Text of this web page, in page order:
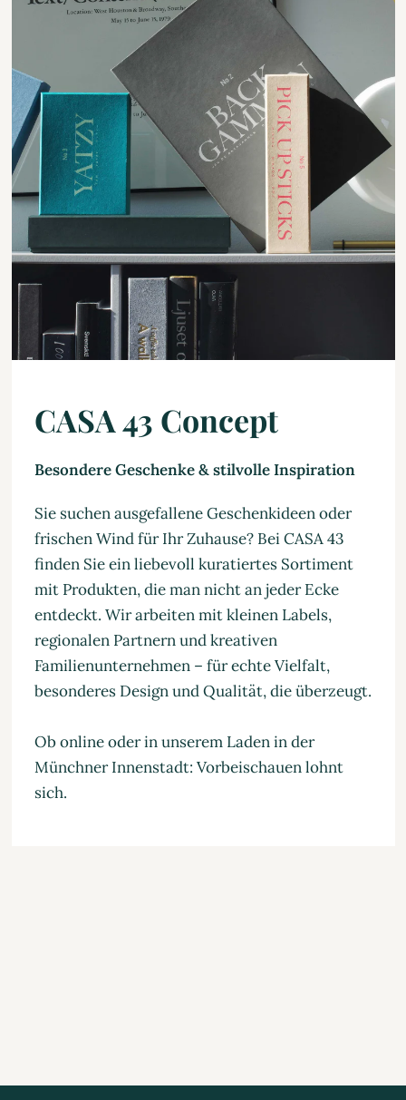
CASA 43 Concept
Besondere Geschenke & stilvolle Inspiration
Sie suchen ausgefallene Geschenkideen oder
frischen Wind für Ihr Zuhause? Bei CASA 43
finden Sie ein liebevoll kuratiertes Sortiment
mit Produkten, die man nicht an jeder Ecke
entdeckt. Wir arbeiten mit kleinen Labels,
regionalen Partnern und kreativen
Familienunternehmen – für echte Vielfalt,
besonderes Design und Qualität, die überzeugt.
Ob online oder in unserem Laden in der
Münchner Innenstadt: Vorbeischauen lohnt
sich.